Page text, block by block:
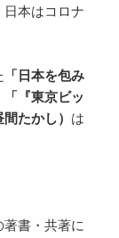
本はコロナ
「日本を包み
「『東京ビッ
たかし） は
書・共著に